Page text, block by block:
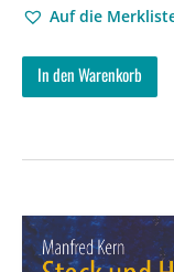
Auf die
In den Warenkorb